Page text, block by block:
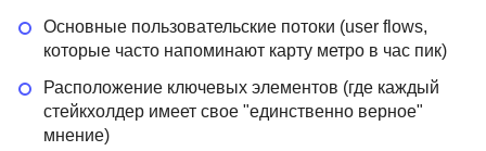
Основные пользовательские потоки (user flows,
которые часто напоминают карту метро в час пик)
Расположение ключевых элементов (где каждый
стейкхолдер имеет свое "единственно верное"
мнение)